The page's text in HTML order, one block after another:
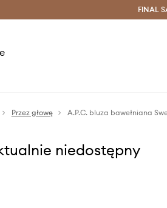
Oszczędzaj zFINAL
Przez głowę A.P.C. bluza bawełniana
niedostępny